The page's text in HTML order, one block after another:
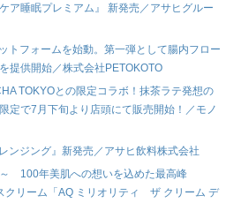
ア睡眠プレミアム』 新発売／アサヒグルー
トフォームを始動。第一弾として腸内フロー
提供開始／株式会社PETOKOTO
TOKYOとの限定コラボ！抹茶ラテ発想の
定で7月下旬より店頭にて販売開始！／モノ
ンジング』新発売／アサヒ飲料株式会社
100年美肌への想いを込めた最高峰
クリーム「AQ ミリオリティ ザ クリーム デ